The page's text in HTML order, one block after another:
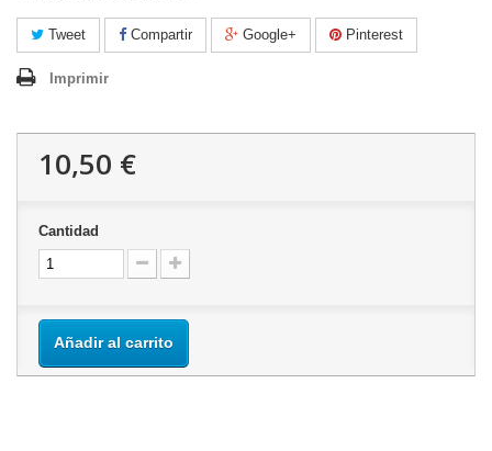
Tweet Compartir Google+ Pinterest
Imprimir
10,50 €
Cantidad
Añadir al carrito